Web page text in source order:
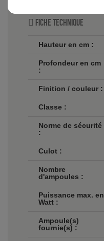
Fiche technique
Hauteur en cm :
Profondeur en cm
:
Finition / couleur :
Classe :
Norme de sécurité
:
Culot :
Nombre
d'ampoules :
Puissance max. en
Watt :
Ampoule(s)
fournie(s) :